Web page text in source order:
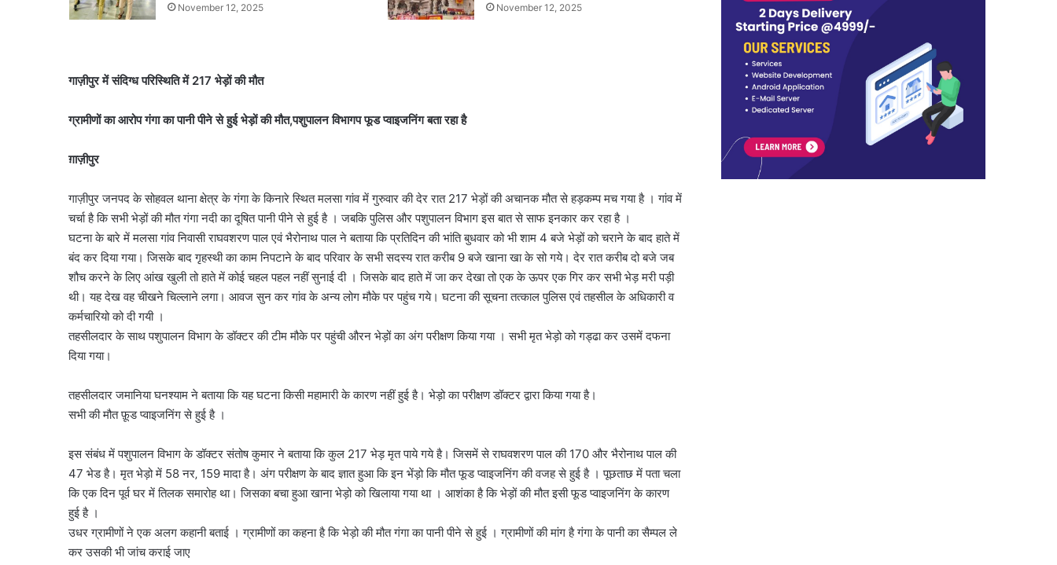
November 12, 2025 November 12, 2025
गाज़ीपुर में संदिग्ध परिस्थिति में 217 भेड़ों की मौत
ग्रामीणों का आरोप गंगा का पानी पीने से हुई भेड़ों की मौत,पशुपालन विभागप फूड प्वाइजनिंग बता रहा है
ग़ाज़ीपुर
गाज़ीपुर जनपद के सोहवल थाना क्षेत्र के गंगा के किनारे स्थित मलसा गांव में गुरुवार की देर रात 217 भेड़ों की अचानक मौत से हड़कम्प मच गया है । गांव में
चर्चा है कि सभी भेड़ों की मौत गंगा नदी का दूषित पानी पीने से हुई है । जबकि पुलिस और पशुपालन विभाग इस बात से साफ इनकार कर रहा है ।
घटना के बारे में मलसा गांव निवासी राघवशरण पाल एवं भैरोनाथ पाल ने बताया कि प्रतिदिन की भांति बुधवार को भी शाम 4 बजे भेड़ों को चराने के बाद हाते में
बंद कर दिया गया। जिसके बाद गृहस्थी का काम निपटाने के बाद परिवार के सभी सदस्य रात करीब 9 बजे खाना खा के सो गये। देर रात करीब दो बजे जब
शौच करने के लिए आंख खुली तो हाते में कोई चहल पहल नहीं सुनाई दी । जिसके बाद हाते में जा कर देखा तो एक के ऊपर एक गिर कर सभी भेड़ मरी पड़ी
थी। यह देख वह चीखने चिल्लाने लगा। आवज सुन कर गांव के अन्य लोग मौके पर पहुंच गये। घटना की सूचना तत्काल पुलिस एवं तहसील के अधिकारी व
कर्मचारियो को दी गयी ।
तहसीलदार के साथ पशुपालन विभाग के डॉक्टर की टीम मौके पर पहुंची औरन भेड़ों का अंग परीक्षण किया गया । सभी मृत भेड़ो को गड्ढा कर उसमें दफना
दिया गया।
तहसीलदार जमानिया घनश्याम ने बताया कि यह घटना किसी महामारी के कारण नहीं हुई है। भेड़ो का परीक्षण डॉक्टर द्वारा किया गया है।
सभी की मौत फ़ूड प्वाइजनिंग से हुई है ।
इस संबंध में पशुपालन विभाग के डॉक्टर संतोष कुमार ने बताया कि कुल 217 भेड़ मृत पाये गये है। जिसमें से राघवशरण पाल की 170 और भैरोनाथ पाल की
47 भेड है। मृत भेड़ो में 58 नर‚ 159 मादा है। अंग परीक्षण के बाद ज्ञात हुआ कि इन भेंड़ो कि मौत फूड प्वाइजनिंग की वजह से हुई है । पूछताछ में पता चला
कि एक दिन पूर्व घर में तिलक समारोह था। जिसका बचा हुआ खाना भेड़ो को खिलाया गया था । आशंका है कि भेड़ों की मौत इसी फूड प्वाइजनिंग के कारण
हुई है ।
उधर ग्रामीणों ने एक अलग कहानी बताई । ग्रामीणों का कहना है कि भेड़ो की मौत गंगा का पानी पीने से हुई । ग्रामीणों की मांग है गंगा के पानी का सैम्पल ले
कर उसकी भी जांच कराई जाए